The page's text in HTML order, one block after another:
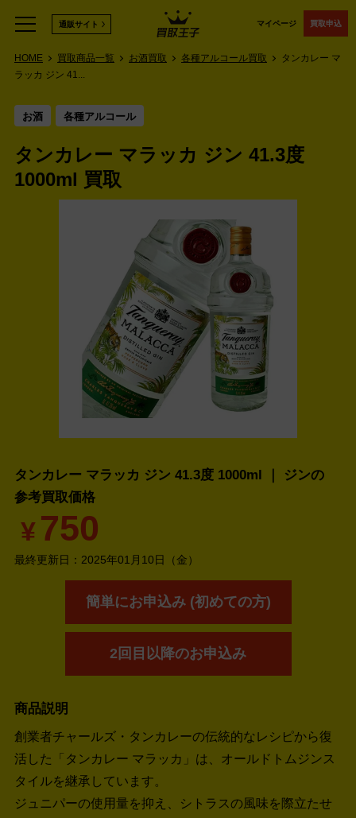
マイページ 買取申込
通販サイト
HOME 買取商品一覧 お酒買取 各種アルコール買取
タンカレー マ
ラッカ ジン 41...
お酒 各種アルコール
タンカレー マラッカ ジン 41.3度
1000ml 買取
タンカレー マラッカ ジン 41.3度 1000ml ｜ ジンの
参考買取価格
¥750
最終更新日： 2025年01月10日（金）
簡単にお申込み (初めての方)
2回目以降のお申込み
商品説明
創業者チャールズ・タンカレーの伝統的なレシピから復
活した「タンカレー マラッカ」は、オールドトムジンス
タイルを継承しています。
ジュニパーの使用量を抑え、シトラスの風味を際立たせ